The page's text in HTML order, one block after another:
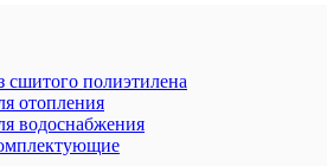
сшитого полиэтилена
отопления
водоснабжения